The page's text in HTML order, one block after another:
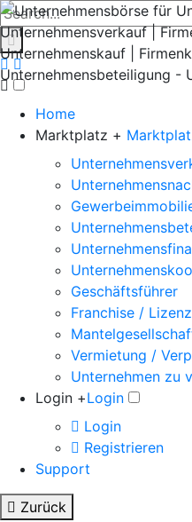
Home
Marktplatz +
Geschäftsführer
Franchise / Lizenz
Vermietung /
Unternehmen zu
Login +Login
Login
Registrieren
Support
Zurück